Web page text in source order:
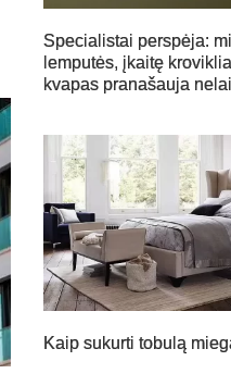
Specialistai perspėja:
lemputės, įkaitę
kvapas pranašauja
Kaip sukurti tobulą